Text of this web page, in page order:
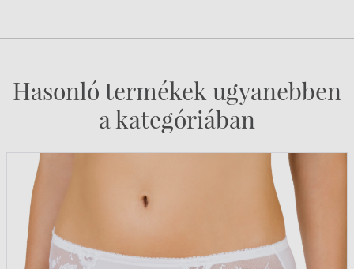
Hasonló termékek ugyanebben
a kategóriában